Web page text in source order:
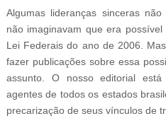
Algumas lideranças sinceras
não imaginavam que era
Lei Federais do ano de 2006.
fazer publicações sobre essa
assunto. O nosso editorial
agentes de todos os estados
precarização de seus vínculos de